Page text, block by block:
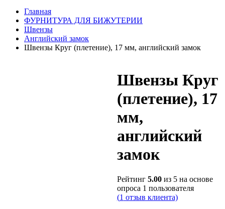
Главная
ФУРНИТУРА ДЛЯ БИЖУТЕРИИ
Швензы
Английский замок
Швензы Круг (плетение), 17 мм, английский замок
Швензы Круг
(плетение), 17
мм,
английский
замок
Рейтинг 5.00из 5 на основе
опроса 1 пользователя
(1 отзыв клиента)